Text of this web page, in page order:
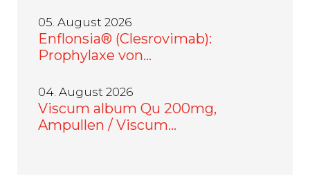
05. August 2026
Enflonsia® (Clesrovimab):
Prophylaxe von…
04. August 2026
Viscum album Qu 200mg,
Ampullen / Viscum…